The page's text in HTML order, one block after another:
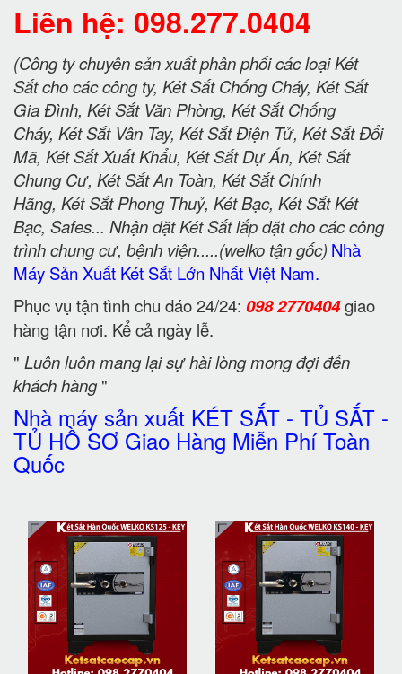
Liên hệ: 098.277.0404
(Công ty chuyên sản xuất phân phối các loại Két
Sắt cho các công ty, Két Sắt Chống Cháy, Két Sắt
Gia Đình, Két Sắt Văn Phòng, Két Sắt Chống
Cháy, Két Sắt Vân Tay, Két Sắt Điện Tử, Két Sắt Đổi
Mã, Két Sắt Xuất Khẩu, Két Sắt Dự Án, Két Sắt
Chung Cư, Két Sắt An Toàn, Két Sắt Chính
Hãng, Két Sắt Phong Thuỷ, Két Bạc, Két Sắt Két
Bạc, Safes... Nhận đặt Két Sắt lắp đặt cho các công
trình chung cư, bệnh viện.....(welko tận gốc) Nhà
Máy Sản Xuất Két Sắt Lớn Nhất Việt Nam.
Phục vụ tận tình chu đáo 24/24: 098 2770404giao
hàng tận nơi. Kể cả ngày lễ.
" Luôn luôn mang lại sự hài lòng mong đợi đến
khách hàng"
Nhà máy sản xuất KÉT SẮT - TỦ SẮT -
TỦ HỒ SƠ Giao Hàng Miễn Phí Toàn
Quốc